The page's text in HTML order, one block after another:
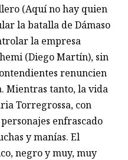
(Aquí no hay quien
la batalla de Dámaso
la empresa
(Diego Martín), sin
renuncien
Mientras tanto, la vida
Torregrossa, con
enfrascado
y manías. El
negro y muy, muy